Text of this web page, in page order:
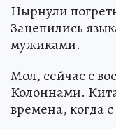
Нырнули
Зацепились
мужиками.
Мол, сейчас с
Колоннами.
времена, когда